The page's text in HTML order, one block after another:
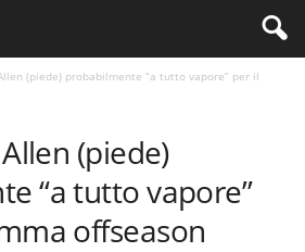
(piede) probabilmente “a tutto vapore” per il
(piede)
“a tutto vapore”
offseason